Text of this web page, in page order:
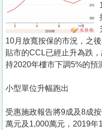
業
冊
關
於
們
10月放寬按保的市況，之
貼市的CCL已經止升為跌
持2020年樓市下調5%的預
小型單位升幅跑出
受惠施政報告將9成及8成
萬元及1,000萬元，2019年